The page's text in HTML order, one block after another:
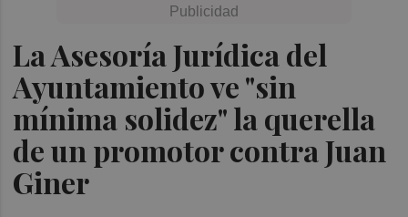
La Asesoría Jurídica del
Ayuntamiento ve "sin
mínima solidez" la querella
de un promotor contra Juan
Giner